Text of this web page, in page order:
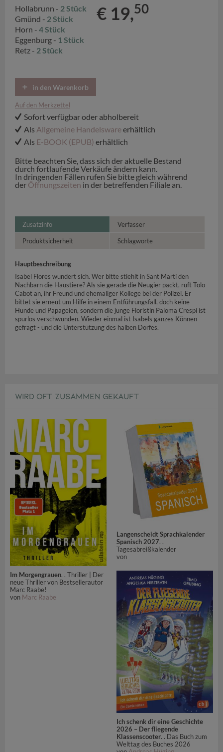
Hollabrunn - 2 Stück
Gmünd - 2 Stück
Horn - 4 Stück
Eggenburg - 1 Stück
Retz - 2 Stück
€ 19,50
in den Warenkorb
Auf den Merkzettel
Sofort verfügbar oder abholbereit
Als Allgemeine Handelswareerhältlich
Als E-BOOK (EPUB) erhältlich
Bitte beachten Sie, dass sich der aktuelle Bestand
durch fortlaufende Verkäufe ändern kann.
In dringenden Fällen rufen Sie bitte gleich während
der Öffnungszeiten in der betreffenden Filiale an.
Zusatzinfo Verfasser
Produktsicherheit Schlagworte
Hauptbeschreibung
Isabel Flores wundert sich. Wer bitte stiehlt in Sant Martí den
Nachbarn die Haustiere? Als sie gerade die Neugier packt, ruft Tolo
Cabot an, ihr Freund und ehemaliger Kollege bei der Polizei. Er
bittet sie erneut um Hilfe in einem Entführungsfall, doch keine
Hunde und Papageien, sondern die junge Floristin Paloma Crespí ist
spurlos verschwunden. Wieder einmal ist Isabels ganzes Können
gefragt - und die Unterstützung des halben Dorfes.
WIRD OFT ZUSAMMEN GEKAUFT
Im Morgengrauen. . Thriller | Der
neue Thriller von Bestsellerautor
Marc Raabe!
von Marc Raabe
Langenscheidt Sprachkalender
Spanisch 2027. .
Tagesabreißkalender
von
Ich schenk dir eine Geschichte
2026 – Der fliegende
Klassenscooter. . Das Buch zum
Welttag des Buches 2026